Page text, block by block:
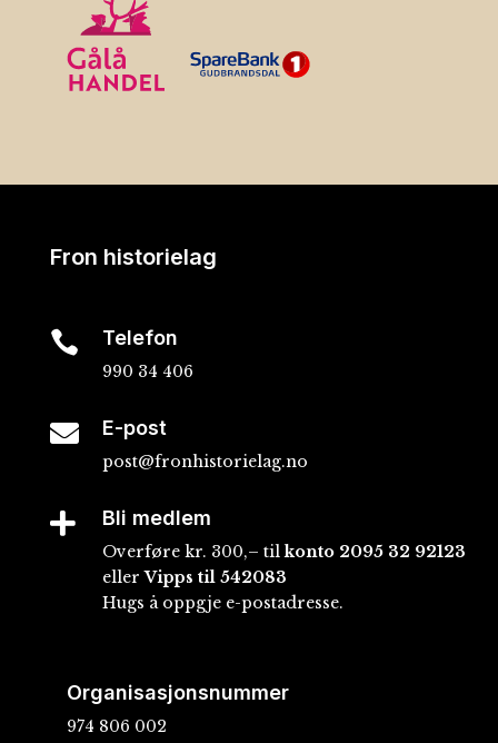
Fron historielag
 Telefon
990 34 406
 E-post
post@fronhistorielag.no
 Bli medlem
Overføre kr. 300,– tilkonto 2095 32 92123
ellerVipps til 542083
Hugs å oppgje e-postadresse.
Organisasjonsnummer
974 806 002